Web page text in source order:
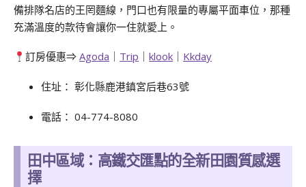
備排隊名店的王罔麵線，門口也有限量的專屬平面車位，那種
充滿溫度的款待會讓你一住就愛上。
訂房優惠⇒Agoda Trip ｜klook Kkday
住址： 彰化縣鹿港鎮宮后巷63號
電話： 04-774-8080
田中區域：高鐵交匯點的全新田園質感選
擇